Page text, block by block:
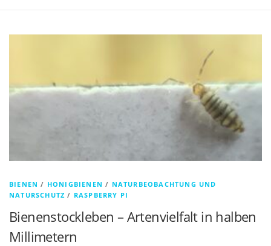
BIENEN / HONIGBIENEN / NATURBEOBACHTUNG UND
NATURSCHUTZ / RASPBERRY PI
Bienenstockleben – Artenvielfalt in halben
Millimetern